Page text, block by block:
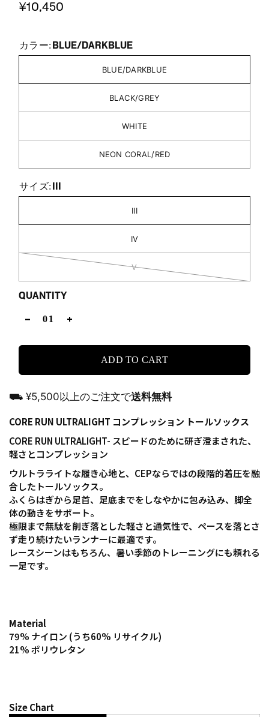
¥10,450
カラー: BLUE/DARKBLUE
BLUE/DARKBLUE
BLACK/GREY
WHITE
NEON CORAL/RED
サイズ: III
III
IV
V
QUANTITY
ADD TO CART
⛟ ¥5,500以上のご注文で送料無料
CORE RUN ULTRALIGHT コンプレッション トールソックス
CORE RUN ULTRALIGHT- スピードのために研ぎ澄まされた、
軽さとコンプレッション
ウルトラライトな履き心地と、CEPならではの段階的着圧を融
合したトールソックス。
ふくらはぎから足首、足底までをしなやかに包み込み、脚全
体の動きをサポート。
極限まで無駄を削ぎ落とした軽さと通気性で、ペースを落とさ
ず走り続けたいランナーに最適です。
レースシーンはもちろん、暑い季節のトレーニングにも頼れる
一足です。
Material
79% ナイロン (うち60% リサイクル)
21% ポリウレタン
Size Chart